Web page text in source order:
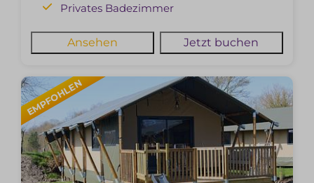
Privates Badezimmer
Ansehen Jetzt buchen
EMPFOHLEN